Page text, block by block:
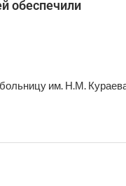
обеспечили
им. Н.М.